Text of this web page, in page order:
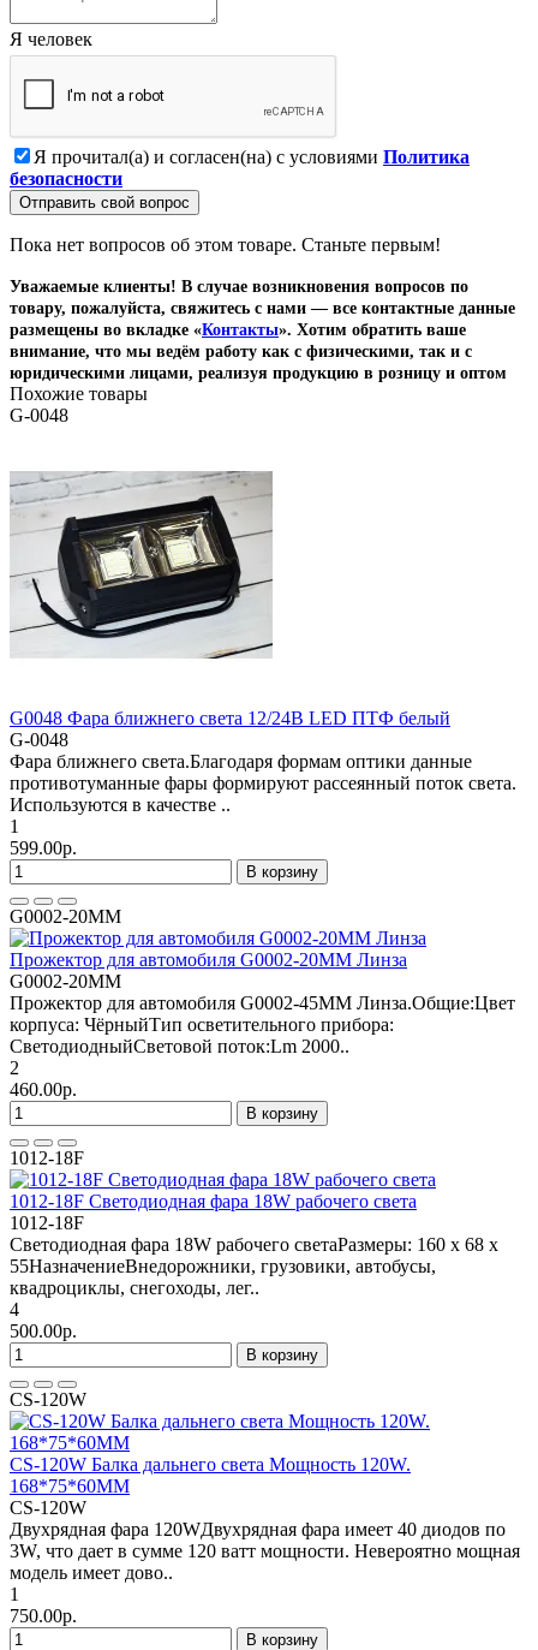
Я человек
Я прочитал(а) и согласен(на) с условиями Политика
безопасности
Отправить свой вопрос
Пока нет вопросов об этом товаре. Станьте первым!
Уважаемые клиенты! В случае возникновения вопросов по
товару, пожалуйста, свяжитесь с нами — все контактные данные
размещены во вкладке «Контакты». Хотим обратить ваше
внимание, что мы ведём работу как с физическими, так и с
юридическими лицами, реализуя продукцию в розницу и оптом
Похожие товары
G-0048
G0048 Фара ближнего света 12/24В LED ПТФ белый
G-0048
Фара ближнего света.Благодаря формам оптики данные
противотуманные фары формируют рассеянный поток света.
Используются в качестве ..
1
599.00р.
В корзину
G0002-20MM
Прожектор для автомобиля G0002-20ММ Линза
G0002-20MM
Прожектор для автомобиля G0002-45ММ Линза.Общие:Цвет
корпуса: ЧёрныйТип осветительного прибора:
СветодиодныйСветовой поток:Lm 2000..
2
460.00р.
В корзину
1012-18F
1012-18F Cветодиодная фара 18W рабочего света
1012-18F
Cветодиодная фара 18W рабочего светаРазмеры: 160 х 68 х
55НазначениеВнедорожники, грузовики, автобусы,
квадроциклы, снегоходы, лег..
4
500.00р.
В корзину
CS-120W
CS-120W Балка дальнего света Мощность 120W.
168*75*60MM
CS-120W
Двухрядная фара 120WДвухрядная фара имеет 40 диодов по
3W, что дает в сумме 120 ватт мощности. Невероятно мощная
модель имеет дово..
1
750.00р.
В корзину